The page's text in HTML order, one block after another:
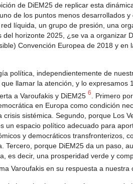
de DiEM25 de replicar esta
de los puntos menos desarrollados
líquida, un grupo de presión, una
del horizonte 2025, ¿se va a organizar
Convención Europea de 2018 y en
política, independientemente de
llamar la atención, y lo expresamos
a Varoufakis y DiEM25 6
. Primero
en Europa como condición
crisis sistémica. Segundo, porque Los
un espacio político adecuado para
y democráticos transfronterizos,
Tercero, porque DiEM25 da un paso,
es decir, una prosperidad verde y
Varoufakis en su respuesta a nuestra